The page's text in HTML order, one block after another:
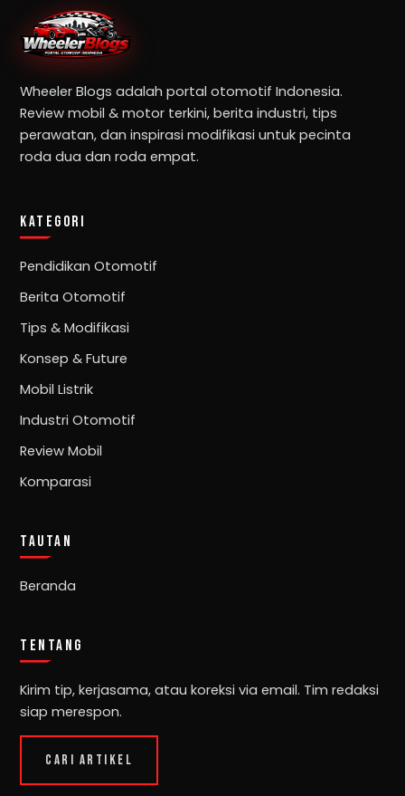
Wheeler Blogs adalah portal otomotif Indonesia.
Review mobil & motor terkini, berita industri, tips
perawatan, dan inspirasi modifikasi untuk pecinta
roda dua dan roda empat.
KATEGORI
Pendidikan Otomotif
Berita Otomotif
Tips & Modifikasi
Konsep & Future
Mobil Listrik
Industri Otomotif
Review Mobil
Komparasi
TAUTAN
Beranda
TENTANG
Kirim tip, kerjasama, atau koreksi via email. Tim redaksi
siap merespon.
CARI ARTIKEL